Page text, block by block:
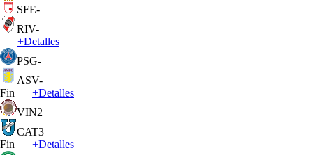
SFE-
RIV-
+Detalles
PSG-
ASV-
Fin
+Detalles
VIN2
CAT3
Fin
+Detalles